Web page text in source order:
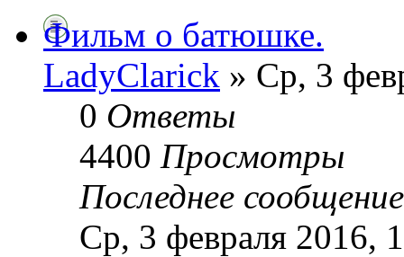
Фильм о батюшке.
LadyClarick » Ср, 3
0 Ответы
4400 Просмотры
Последнее
Ср, 3 февраля 2016,